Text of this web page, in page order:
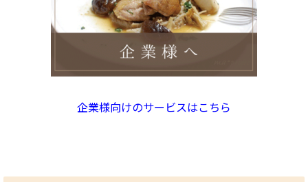
企業様向けのサービスはこちら